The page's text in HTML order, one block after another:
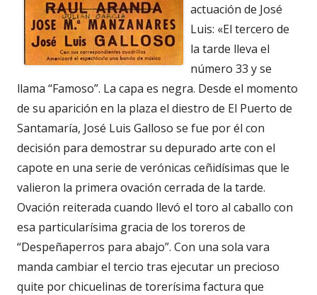
actuación de José
Luis: «El tercero de
la tarde lleva el
número 33 y se
llama “Famoso”. La capa es negra. Desde el momento
de su aparición en la plaza el diestro de El Puerto de
Santamaría, José Luis Galloso se fue por él con
decisión para demostrar su depurado arte con el
capote en una serie de verónicas ceñidísimas que le
valieron la primera ovación cerrada de la tarde.
Ovación reiterada cuando llevó el toro al caballo con
esa particularísima gracia de los toreros de
“Despeñaperros para abajo”. Con una sola vara
manda cambiar el tercio tras ejecutar un precioso
quite por chicuelinas de torerísima factura que